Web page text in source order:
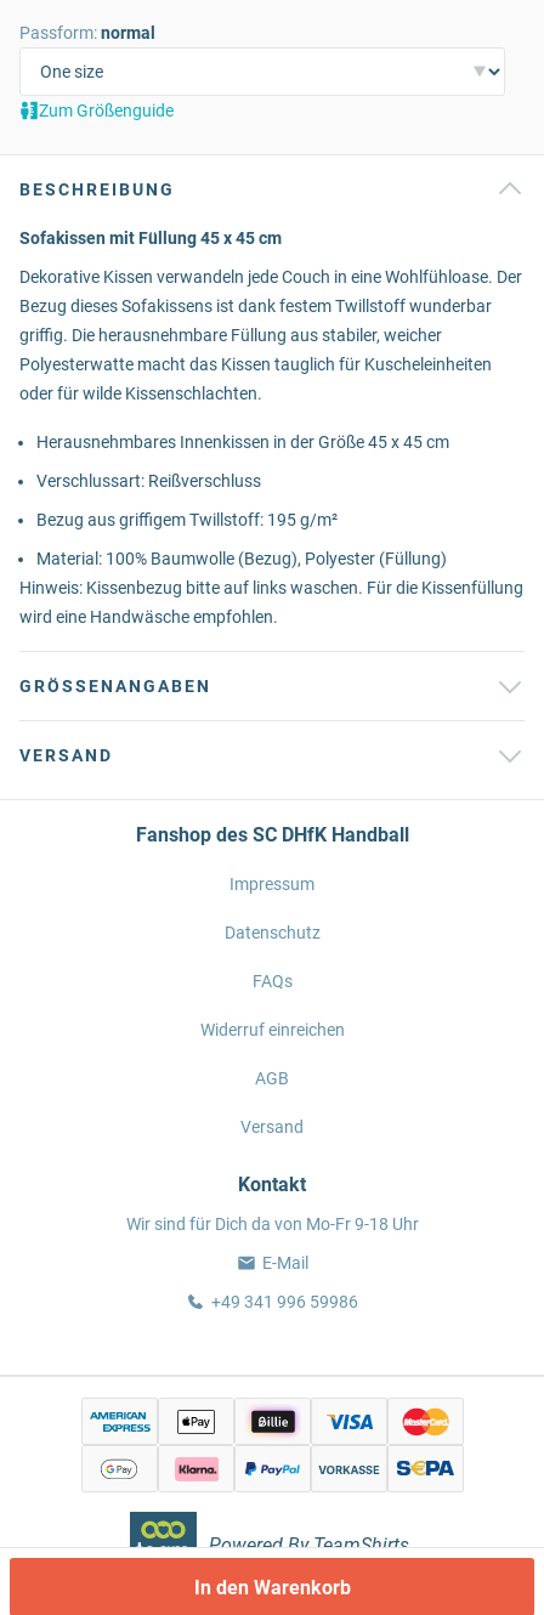
Passform:normal
Zum Größenguide
BESCHREIBUNG
Sofakissen mit Füllung 45 x 45 cm
Dekorative Kissen verwandeln jede Couch in eine Wohlfühloase. Der
Bezug dieses Sofakissens ist dank festem Twillstoff wunderbar
griffig. Die herausnehmbare Füllung aus stabiler, weicher
Polyesterwatte macht das Kissen tauglich für Kuscheleinheiten
oder für wilde Kissenschlachten.
Herausnehmbares Innenkissen in der Größe 45 x 45 cm
Verschlussart: Reißverschluss
Bezug aus griffigem Twillstoff: 195 g/m²
Material: 100% Baumwolle (Bezug), Polyester (Füllung)
Hinweis: Kissenbezug bitte auf links waschen. Für die Kissenfüllung
wird eine Handwäsche empfohlen.
GRÖSSENANGABEN
VERSAND
In den Warenkorb
Fanshop des SC DHfK Handball
Impressum
Datenschutz
FAQs
Widerruf einreichen
AGB
Versand
Kontakt
Wir sind für Dich da von Mo-Fr 9-18 Uhr
E-Mail
+49 341 996 59986
Powered By TeamShirts.